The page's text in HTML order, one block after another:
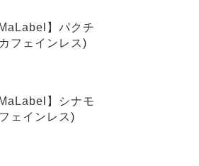
】パクチ
フェインレス)
】シナモ
ェインレス)